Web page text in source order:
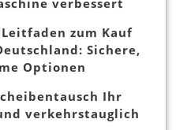
verbessert
zum Kauf
Sichere,
Optionen
Ihr
verkehrstauglich